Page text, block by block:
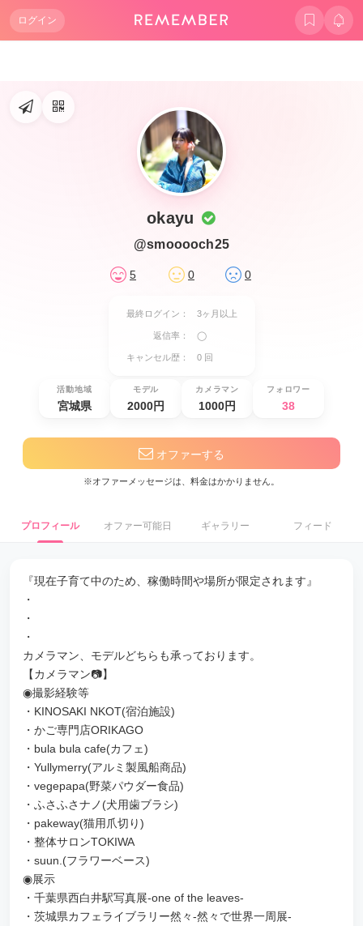
ログイン
okayu
@smooooch25
5 0 0
最終ログイン： 3ヶ月以上
返信率： ◯
キャンセル歴： 0 回
活動地域
宮城県
モデル
2000円
カメラマン
1000円
フォロワー
38
オファーする
※オファーメッセージは、料金はかかりません。
プロフィール オファー可能日 ギャラリー フィード
『現在子育て中のため、稼働時間や場所が限定されます』
・
・
・
カメラマン、モデルどちらも承っております。
【カメラマン📷】
◉撮影経験等
・KINOSAKI NKOT(宿泊施設)
・かご専門店ORIKAGO
・bula bula cafe(カフェ)
・Yullymerry(アルミ製風船商品)
・vegepapa(野菜パウダー食品)
・ふさふさナノ(犬用歯ブラシ)
・pakeway(猫用爪切り)
・整体サロンTOKIWA
・suun.(フラワーベース)
◉展示
・千葉県西白井駅写真展-one of the leaves-
・茨城県カフェライブラリー然々-然々で世界一周展-